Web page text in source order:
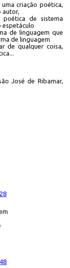
criação poética,
autor,
de sistema
espetáculo
de linguagem que
de linguagem
de qualquer coisa,
José de Ribamar,